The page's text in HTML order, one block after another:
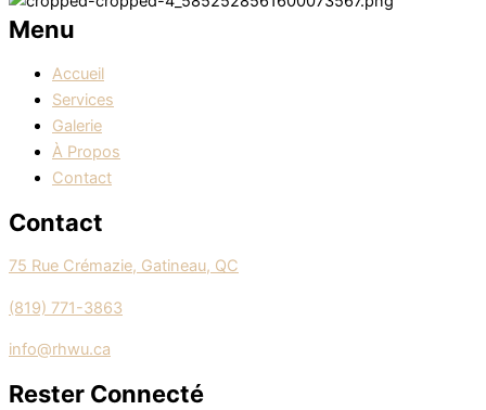
Menu
Accueil
Services
Galerie
À Propos
Contact
Contact
75 Rue Crémazie, Gatineau, QC
(819) 771-3863
info@rhwu.ca
Rester Connecté